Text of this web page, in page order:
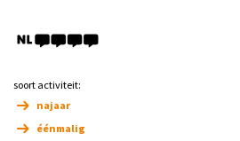
soort activiteit:
najaar
éénmalig